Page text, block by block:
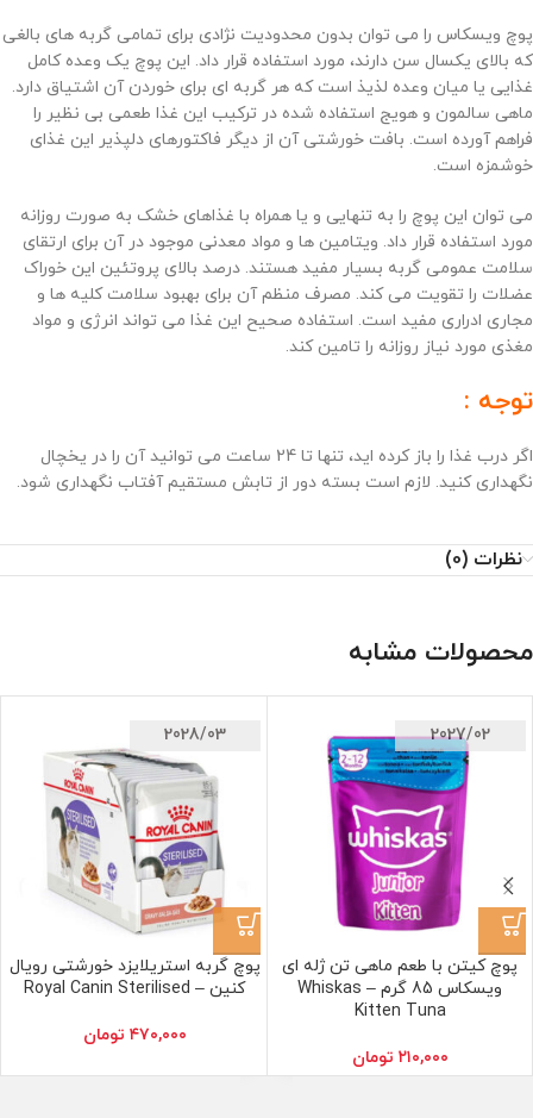
پوچ ویسکاس را می توان بدون محدودیت نژادی برای تمامی گربه های بالغی
که بالای یکسال سن دارند، مورد استفاده قرار داد. این پوچ یک وعده کامل
غذایی یا میان وعده لذیذ است که هر گربه ای برای خوردن آن اشتیاق دارد.
ماهی سالمون و هویج استفاده شده در ترکیب این غذا طعمی بی نظیر را
فراهم آورده است. بافت خورشتی آن از دیگر فاکتورهای دلپذیر این غذای
خوشمزه است.
می توان این پوچ را به تنهایی و یا همراه با غذاهای خشک به صورت روزانه
مورد استفاده قرار داد. ویتامین ها و مواد معدنی موجود در آن برای ارتقای
سلامت عمومی گربه بسیار مفید هستند. درصد بالای پروتئین این خوراک
عضلات را تقویت می کند. مصرف منظم آن برای بهبود سلامت کلیه ها و
مجاری ادراری مفید است. استفاده صحیح این غذا می تواند انرژی و مواد
مغذی مورد نیاز روزانه را تامین کند.
توجه :
اگر درب غذا را باز کرده اید، تنها تا 24 ساعت می توانید آن را در یخچال
نگهداری کنید. لازم است بسته دور از تابش مستقیم آفتاب نگهداری شود.
نظرات (0)
محصولات مشابه
2027/02
پوچ کیتن با طعم ماهی تن ژله ای
ویسکاس 85 گرم – Whiskas
Kitten Tuna
۲۱۰,۰۰۰ تومان
2028/03
پوچ گربه استریلایزد خورشتی رویال
کنین – Royal Canin Sterilised
۴۷۰,۰۰۰ تومان